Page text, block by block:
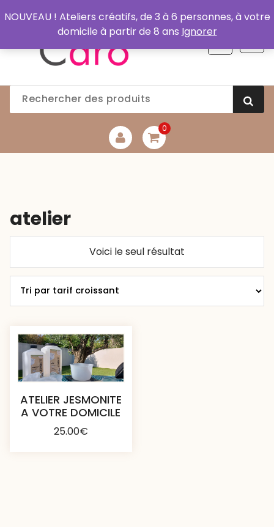
au
0
atelier
Voici le seul résultat
ATELIER JESMONITE
A VOTRE DOMICILE
25.00€
NOUVEAU ! Ateliers créatifs, de 3 à 6 personnes, à votre
domicile à partir de 8 ans Ignorer